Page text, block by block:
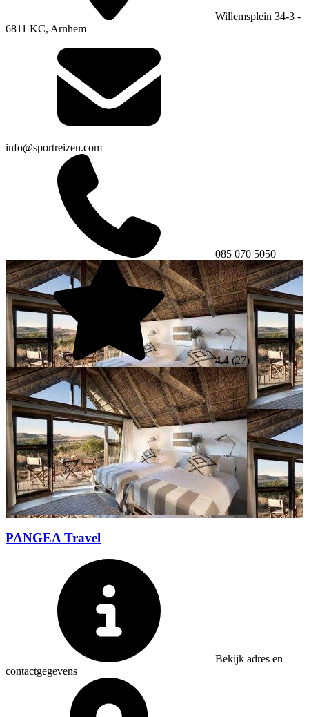
Willemsplein 34-3 -
6811 KC, Arnhem
info@sportreizen.com
085 070 5050
4.4 (27)
PANGEA Travel
Bekijk adres en
contactgegevens